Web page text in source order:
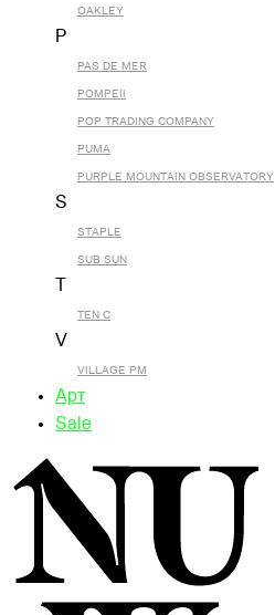
OAKLEY
P
PAS DE MER
POMPEII
POP TRADING COMPANY
PUMA
PURPLE MOUNTAIN OBSERVATORY
S
STAPLE
SUB SUN
TEN C
V
VILLAGE PM
Арт
Sale